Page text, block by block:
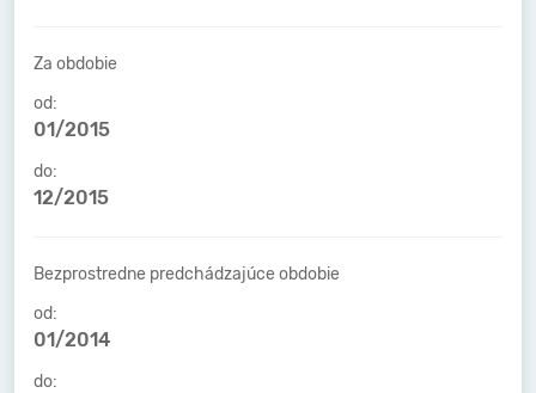
Za obdobie
od:
01/2015
do:
12/2015
Bezprostredne predchádzajúce obdobie
od:
01/2014
do: